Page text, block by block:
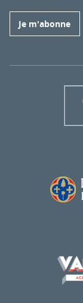
Je m'abonne